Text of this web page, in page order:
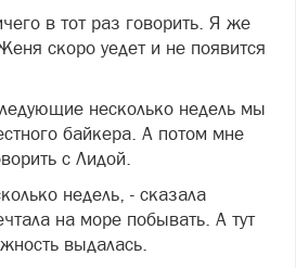
в тот раз говорить. Я же
скоро уедет и не появится
несколько недель мы
байкера. А потом мне
с Лидой.
недель, - сказала
на море побывать. А тут
выдалась.